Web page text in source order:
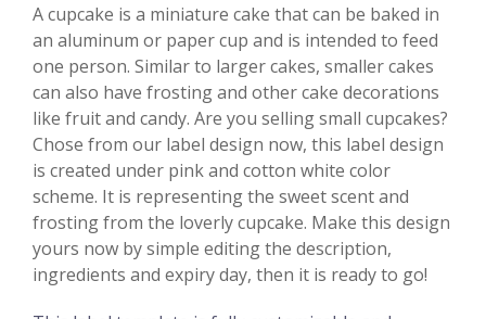
A cupcake is a miniature cake that can be baked in
an aluminum or paper cup and is intended to feed
one person. Similar to larger cakes, smaller cakes
can also have frosting and other cake decorations
like fruit and candy. Are you selling small cupcakes?
Chose from our label design now, this label design
is created under pink and cotton white color
scheme. It is representing the sweet scent and
frosting from the loverly cupcake. Make this design
yours now by simple editing the description,
ingredients and expiry day, then it is ready to go!